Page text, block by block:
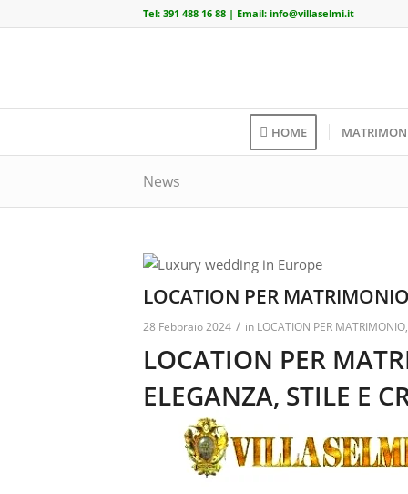
Tel: 391 488 16 88 | Email: info@villaselmi.it
HOME
News
LOCATION PER
28 Febbraio 2024 / in LOCATION PER MATRIMONIO
LOCATION PER
ELEGANZA, STILE E